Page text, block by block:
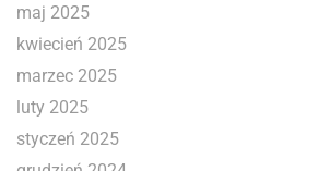
maj 2025
kwiecień 2025
marzec 2025
luty 2025
styczeń 2025